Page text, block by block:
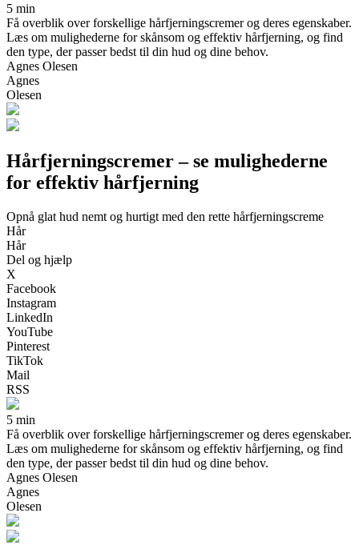
5 min
Få overblik over forskellige hårfjerningscremer og deres egenskaber.
Læs om mulighederne for skånsom og effektiv hårfjerning, og find
den type, der passer bedst til din hud og dine behov.
Agnes Olesen
Agnes
Olesen
Hårfjerningscremer – se mulighederne
for effektiv hårfjerning
Opnå glat hud nemt og hurtigt med den rette hårfjerningscreme
Hår
Hår
Del og hjælp
X
Facebook
Instagram
LinkedIn
YouTube
Pinterest
TikTok
Mail
RSS
5 min
Få overblik over forskellige hårfjerningscremer og deres egenskaber.
Læs om mulighederne for skånsom og effektiv hårfjerning, og find
den type, der passer bedst til din hud og dine behov.
Agnes Olesen
Agnes
Olesen